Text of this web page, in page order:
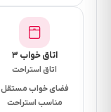
جزیره
زیبای
قشم
واقع
شده
است.
اتاق خواب ۳
اتاق استراحت
فضای خواب مستقل
مناسب استراحت